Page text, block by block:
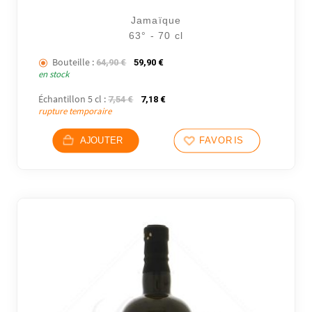
Jamaïque
63° - 70 cl
Bouteille : 64,90€ Le prix initial était : 64,90 €.
59,90 €Le prix actuel est : 59,90 €.
en stock
Échantillon 5 cl : 7,54€ Le prix initial était : 7,54 €.
7,18 €Le prix actuel est : 7,18 €.
rupture temporaire
AJOUTER FAVORIS